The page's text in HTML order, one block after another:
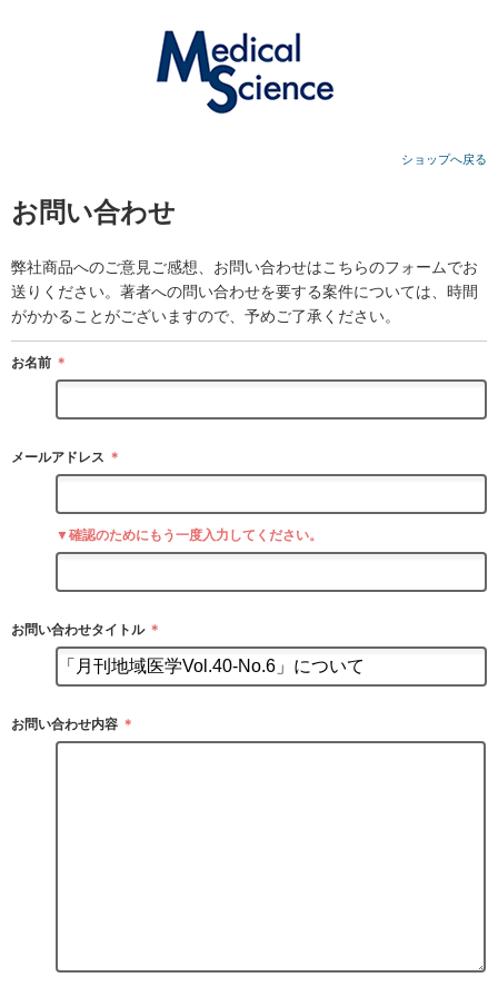
ショップへ戻る
お問い合わせ
弊社商品へのご意見ご感想、お問い合わせはこちらのフォームでお
送りください。著者への問い合わせを要する案件については、時間
がかかることがございますので、予めご了承ください。
お名前 ＊
メールアドレス ＊
▼確認のためにもう一度入力してください。
お問い合わせタイトル ＊
お問い合わせ内容 ＊